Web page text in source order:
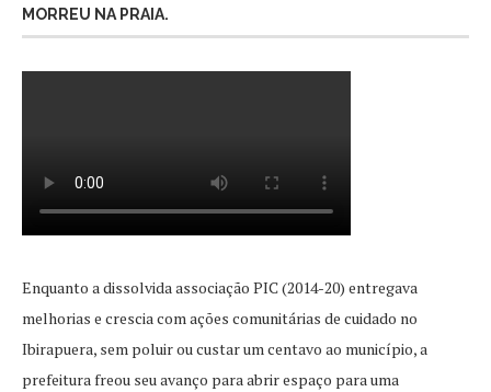
MORREU NA PRAIA.
Enquanto a dissolvida associação PIC (2014-20) entregava
melhorias e crescia com ações comunitárias de cuidado no
Ibirapuera, sem poluir ou custar um centavo ao município, a
prefeitura freou seu avanço para abrir espaço para uma